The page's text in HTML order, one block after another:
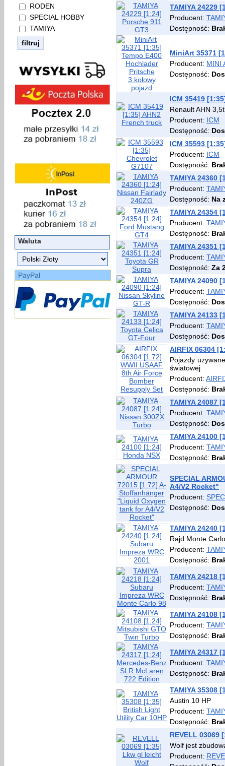
RODEN
SPECIAL HOBBY
TAMIYA
Waluta
PayPal
TAMIYA 24229
Producent:
Dostępność:
MiniArt 35371
Producent: MINI
Dostępność:
ICM 35419
Renault AHN 3,5t
Producent: ICM
Dostępność:
ICM 35593
Producent: ICM
Dostępność:
TAMIYA 24360
Producent:
Dostępność: Na
TAMIYA 24354
Producent:
Dostępność:
TAMIYA 24351
Producent:
Dostępność: Za
TAMIYA 24090
Producent:
Dostępność:
TAMIYA 24133
Producent:
Dostępność:
AIRFIX 06304
Pojazdy
światowej
Producent:
Dostępność:
TAMIYA 24087
Producent:
Dostępność:
TAMIYA 24100
Producent:
Dostępność:
SPECIAL
A4/V2 Rocket"
Producent:
Dostępność:
TAMIYA 24240
Rajd Monte
Producent:
Dostępność:
TAMIYA 24218
Producent:
Dostępność:
TAMIYA 24108
Producent:
Dostępność:
TAMIYA 24317
Producent:
Dostępność:
TAMIYA 35308
Austin 10 HP
Producent:
Dostępność:
REVELL 03069
Wolf jest
Producent: